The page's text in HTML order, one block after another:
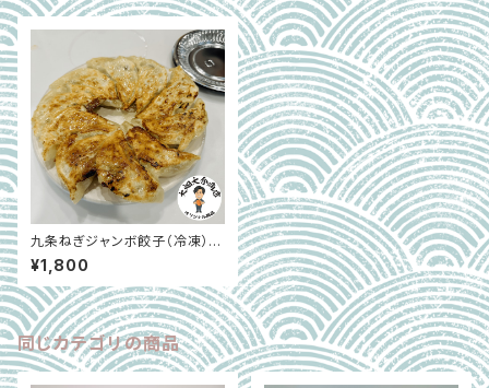
九条ねぎジャンボ餃子（冷凍）｜
手包み餃子 1P｜大畑大介商店
オリジナル
¥1,800
同じカテゴリの商品